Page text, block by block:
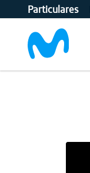
Particulares